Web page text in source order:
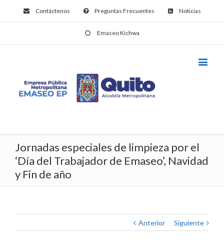
Contáctenos Preguntas Frecuentes Noticias
Emaseo Kichwa
Jornadas especiales de limpieza por el
‘Día del Trabajador de Emaseo’, Navidad
y Fin de año
Anterior Siguiente